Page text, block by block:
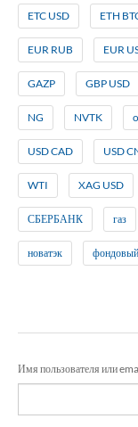
ETC USD ETH
EUR RUB EUR
GAZP GBP USD
NG NVTK
USD CAD USD
WTI XAG USD
СБЕРБАНК газ
новатэк
Имя пользователя или